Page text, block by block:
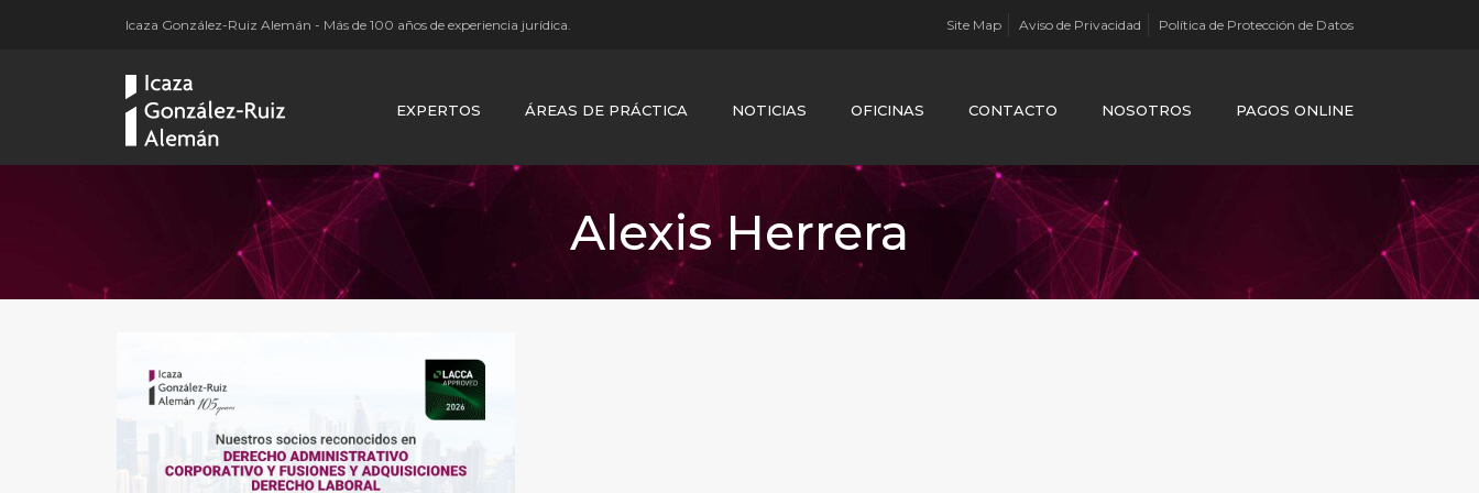
Icaza González-Ruiz Alemán - Más de 100 años de experiencia jurídica. Site Map Aviso de Privacidad Política de Protección de Datos
EXPERTOS ÁREAS DE PRÁCTICA NOTICIAS OFICINAS CONTACTO NOSOTROS PAGOS ONLINE
Alexis Herrera